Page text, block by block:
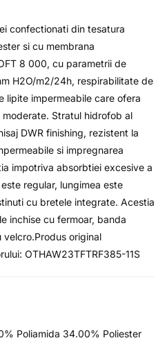
confectionati din tesatura
si cu membrana
8 000, cu parametrii de
H2O/m2/24h, respirabilitate de
lipite impermeabile care ofera
Stratul hidrofob al
DWR finishing, rezistent la
si impregnarea
impotriva absorbtiei excesive a
regular, lungimea este
cu bretele integrate. Acestia
inchise cu fermoar, banda
velcro.Produs original
OTHAW23TFTRF385-11S
Poliamida 34.00% Poliester